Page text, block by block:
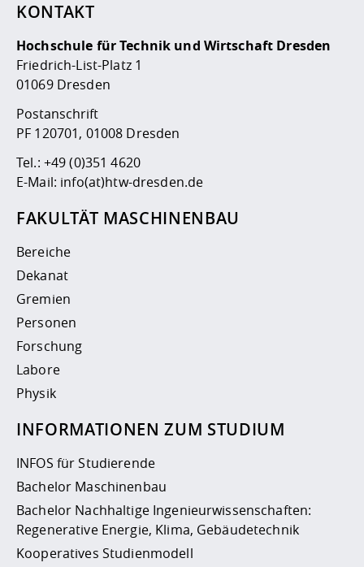
KONTAKT
Hochschule für Technik und Wirtschaft Dresden
Friedrich-List-Platz 1
01069 Dresden
Postanschrift
PF 120701, 01008 Dresden
Tel.: +49 (0)351 4620
E-Mail: info(at)htw-dresden.de
FAKULTÄT MASCHINENBAU
Bereiche
Dekanat
Gremien
Personen
Forschung
Labore
Physik
INFORMATIONEN ZUM STUDIUM
INFOS für Studierende
Bachelor Maschinenbau
Bachelor Nachhaltige Ingenieurwissenschaften:
Regenerative Energie, Klima, Gebäudetechnik
Kooperatives Studienmodell